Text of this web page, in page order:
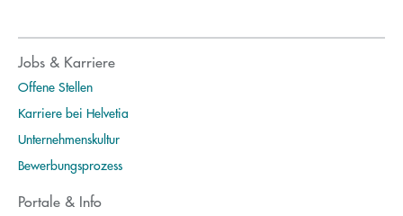
Jobs & Karriere
Offene Stellen
Karriere bei Helvetia
Unternehmenskultur
Bewerbungsprozess
Portale & Info